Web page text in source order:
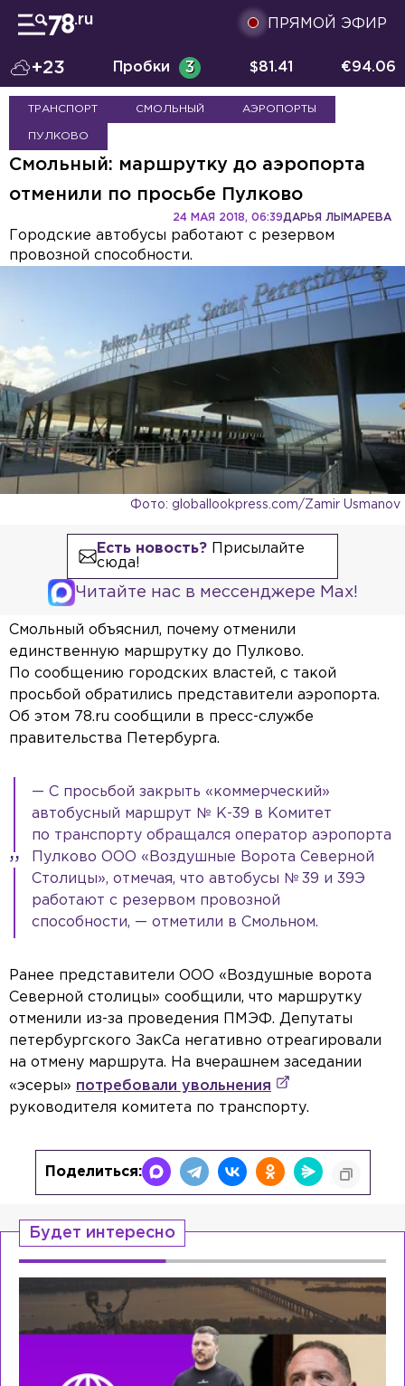
ПРЯМОЙ ЭФИР
+23 Пробки 3 $81.41 €94.06
ТРАНСПОРТ СМОЛЬНЫЙ АЭРОПОРТЫ
ПУЛКОВО
Смольный: маршрутку до аэропорта
отменили по просьбе Пулково
ДАРЬЯ ЛЫМАРЕВА
24 МАЯ 2018, 06:39
Городские автобусы работают с резервом
провозной способности.
Фото: globallookpress.com/Zamir Usmanov
Есть новость?Присылайте
сюда!
Читайте нас в мессенджере Max!
Смольный объяснил, почему отменили
единственную маршрутку до Пулково.
По сообщению городских властей, с такой
просьбой обратились представители аэропорта.
Об этом 78.ru сообщили в пресс-службе
правительства Петербурга.
— С просьбой закрыть «коммерческий»
автобусный маршрут № К-39 в Комитет
по транспорту обращался оператор аэропорта
Пулково ООО «Воздушные Ворота Северной
Столицы», отмечая, что автобусы № 39 и 39Э
работают с резервом провозной
способности, — отметили в Смольном.
Ранее представители ООО «Воздушные ворота
Северной столицы» сообщили, что маршрутку
отменили из-за проведения ПМЭФ. Депутаты
петербургского ЗакСа негативно отреагировали
на отмену маршрута. На вчерашнем заседании
«эсеры» потребовали увольнения
руководителя комитета по транспорту.
Поделиться:
Будет интересно